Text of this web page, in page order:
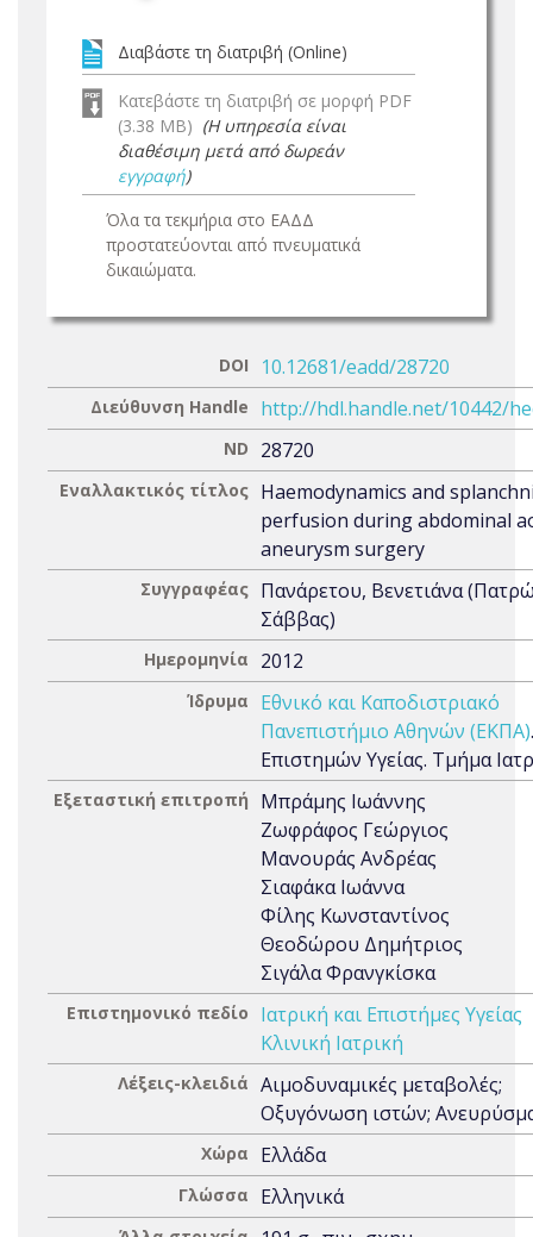
Διαβάστε τη διατριβή (Online)
Κατεβάστε τη διατριβή σε μορφή PDF
(3.38 MB) (Η υπηρεσία είναι
διαθέσιμη μετά από δωρεάν
εγγραφή)
Όλα τα τεκμήρια στο ΕΑΔΔ
προστατεύονται από πνευματικά
δικαιώματα.
DOI 10.12681/eadd/28720
Διεύθυνση Handle http://hdl.handle.net/10442/
ND 28720
Εναλλακτικός τίτλος Haemodynamics and
perfusion during abdominal
aneurysm surgery
Συγγραφέας Πανάρετου, Βενετιάνα
Σάββας)
Ημερομηνία 2012
Ίδρυμα
Εθνικό και Καποδιστριακό
Πανεπιστήμιο Αθηνών (ΕΚΠΑ)
Επιστημών Υγείας. Τμήμα
Εξεταστική επιτροπή
Μπράμης Ιωάννης
Ζωφράφος Γεώργιος
Μανουράς Ανδρέας
Σιαφάκα Ιωάννα
Φίλης Κωνσταντίνος
Θεοδώρου Δημήτριος
Σιγάλα Φρανγκίσκα
Επιστημονικό πεδίο
Ιατρική και Επιστήμες Υγείας
Κλινική Ιατρική
Λέξεις-κλειδιά Αιμοδυναμικές μεταβολές;
Οξυγόνωση ιστών;
Χώρα Ελλάδα
Γλώσσα Ελληνικά